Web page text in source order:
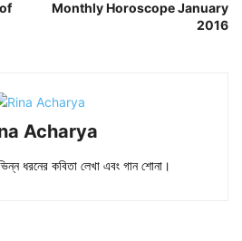
Monthly Horoscope January
2016
Acharya
ধরনের কবিতা লেখা এবং গান শোনা।